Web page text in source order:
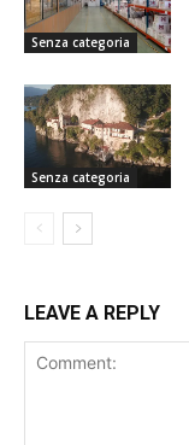
Senza categoria
Senza categoria
LEAVE A REPLY